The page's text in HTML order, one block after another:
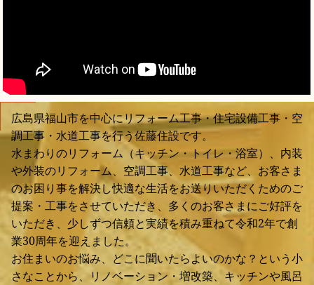
広島県福山市を中心にリフォーム工事・住宅設備工事・空
調工事・水道工事を行う佐藤住設です。
水まわりのリフォーム（キッチン・トイレ・浴室）、内装
や外装のリフォーム、空調工事、水道工事など、お客さま
のお困り事を解決し快適な生活をお送りいただくためのご
提案・工事をさせていただき、多くのお客さまにご好評を
いただき、少しずつ信頼と実績を積み重ねて令和2年で創
業30周年を迎えました。
お住まいのお悩み、どこに聞いたらよいのかな？という小
さなことから、リノベーション・増改築、キッチンや風呂